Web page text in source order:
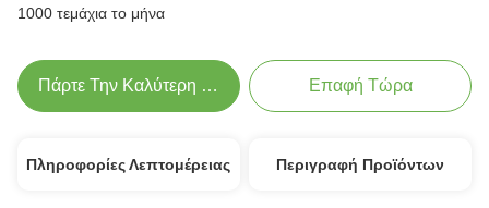
1000 τεμάχια το μήνα
Πάρτε Την Καλύτερη Τιμή Επαφή Τώρα
Πληροφορίες Λεπτομέρειας Περιγραφή Προϊόντων